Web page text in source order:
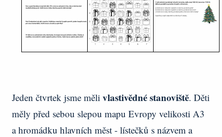
Jeden čtvrtek jsme měli vlastivědné stanoviště. Děti
měly před sebou slepou mapu Evropy velikosti A3
a hromádku hlavních měst - lístečků s názvem a